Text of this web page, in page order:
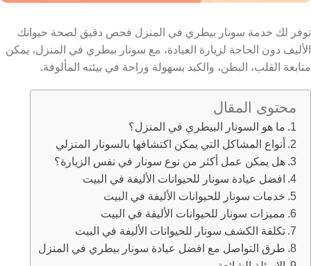
توفر لك خدمة سونار بيطري في المنزل فحص دقيق لصحة حيوانك
الأليف دون الحاجة لزيارة العيادة، مع سونار بيطري في المنزل، يمكن
متابعة القلب، البطن، والكبد بسهولة وراحة في بيئته المألوفة.
محتوى المقال
ما هو السونار البيطري في المنزل؟
أنواع المشاكل التي يمكن اكتشافها بالسونار المنزلي
هل يمكن عمل أكثر من نوع سونار في نفس الزيارة؟
افضل عيادة سونار للحيوانات الأليفة في البيت
خدمات سونار للحيوانات الأليفة في البيت
مميزات سونار للحيوانات الأليفة في البيت
تكلفة الكشف سونار للحيوانات الأليفة في البيت
طرق التواصل مع افضل عيادة سونار بيطري في المنزل